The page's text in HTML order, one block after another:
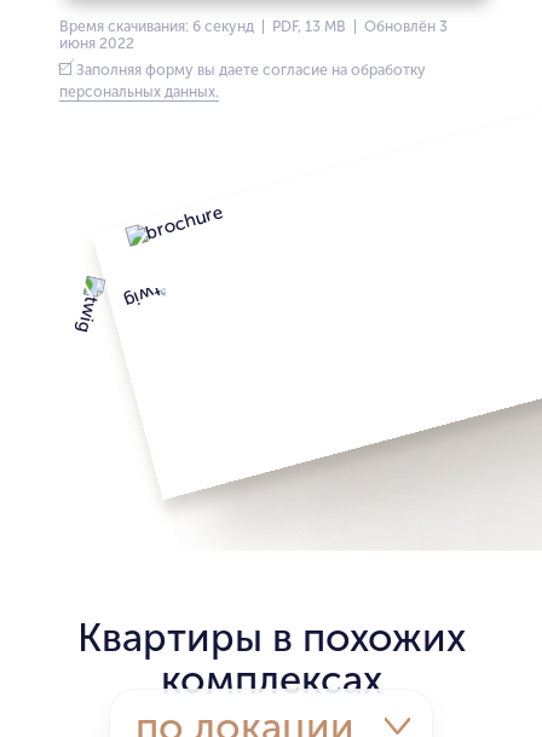
Время скачивания: 6 секунд | PDF, 13 MB | Обновлён 3
июня 2022
Заполняя форму вы даете согласие на обработку
персональных данных.
Квартиры в похожих
комплексах
по локации